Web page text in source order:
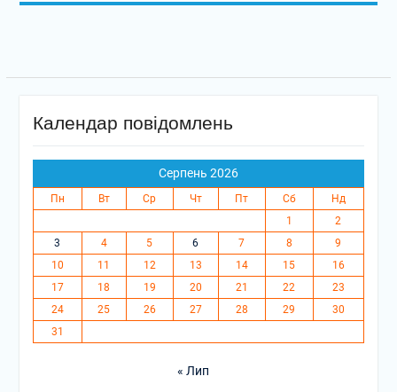
Календар повідомлень
Серпень 2026
Пн Вт Ср Чт Пт Сб
Нд
1
2
3
4 5 6 7 8
9
10
11 12 13 14 15
16
17
18 19 20 21 22
23
24
25 26 27 28 29
30
31
« Лип